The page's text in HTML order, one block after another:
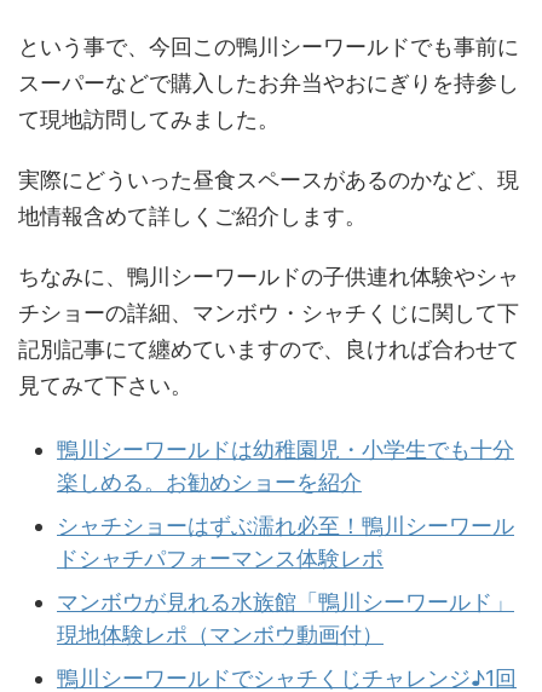
という事で、今回この鴨川シーワールドでも事前に
スーパーなどで購入したお弁当やおにぎりを持参し
て現地訪問してみました。
実際にどういった昼食スペースがあるのかなど、現
地情報含めて詳しくご紹介します。
ちなみに、鴨川シーワールドの子供連れ体験やシャ
チショーの詳細、マンボウ・シャチくじに関して下
記別記事にて纏めていますので、良ければ合わせて
見てみて下さい。
鴨川シーワールドは幼稚園児・小学生でも十分
楽しめる。お勧めショーを紹介
シャチショーはずぶ濡れ必至！鴨川シーワール
ドシャチパフォーマンス体験レポ
マンボウが見れる水族館「鴨川シーワールド」
現地体験レポ（マンボウ動画付）
鴨川シーワールドでシャチくじチャレンジ♪1回